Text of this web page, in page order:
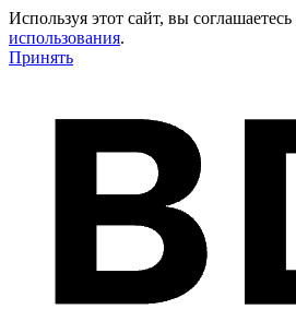
Используя этот сайт, вы соглашаетесь
использования.
Принять